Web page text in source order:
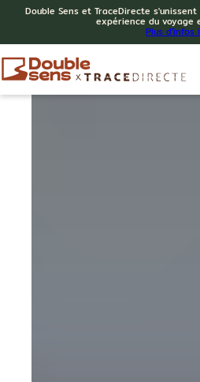
Double Sens et TraceDirecte
expérience du voyage
Plus d'infos